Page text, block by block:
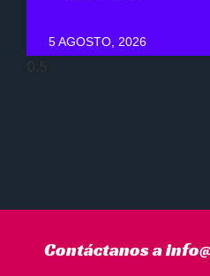
5 AGOSTO, 2026
Contáctanos a